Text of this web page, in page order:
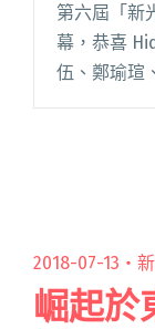
第六屆「新
幕，恭喜
伍、鄭瑜瑄
2018-07-13・
崛起於